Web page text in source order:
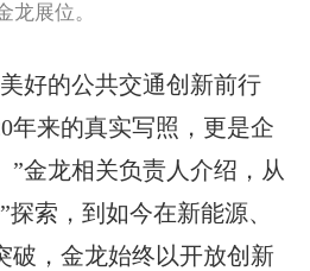
龙展位。
好的公共交通创新前行
来的真实写照，更是企
”金龙相关负责人介绍，从
索，到如今在新能源、
破，金龙始终以开放创新